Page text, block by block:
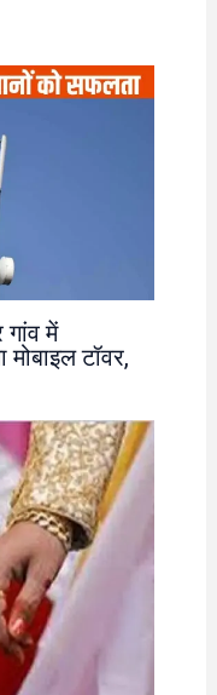
में
टॉवर,